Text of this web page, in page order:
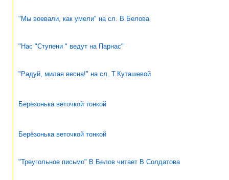
"Мы воевали, как умели" на сл. В.Белова
"Нас "Ступени " ведут на Парнас"
"Радуй, милая весна!" на сл. Т.Куташевой
Берёзонька веточкой тонкой
Берёзонька веточкой тонкой
"Треугольное письмо" В Белов читает В Солдатова